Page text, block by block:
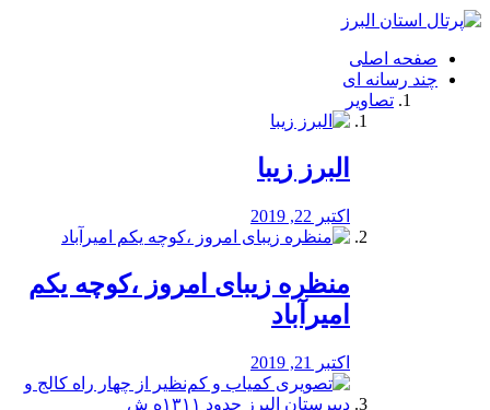
فصد
شرق
تهران
خشکشویی
صفحه اصلی
چند رسانه ای
تصاویر
البرز زیبا
اکتبر 22, 2019
منظره‌‌ زیبای امروز ،کوچه یکم
امیرآباد
اکتبر 21, 2019